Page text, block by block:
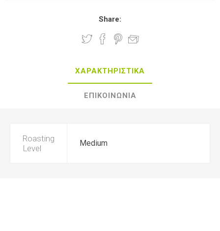
Share:
ΧΑΡΑΚΤΗΡΙΣΤΙΚΑ
ΕΠΙΚΟΙΝΩΝΙΑ
Roasting
Level
Medium